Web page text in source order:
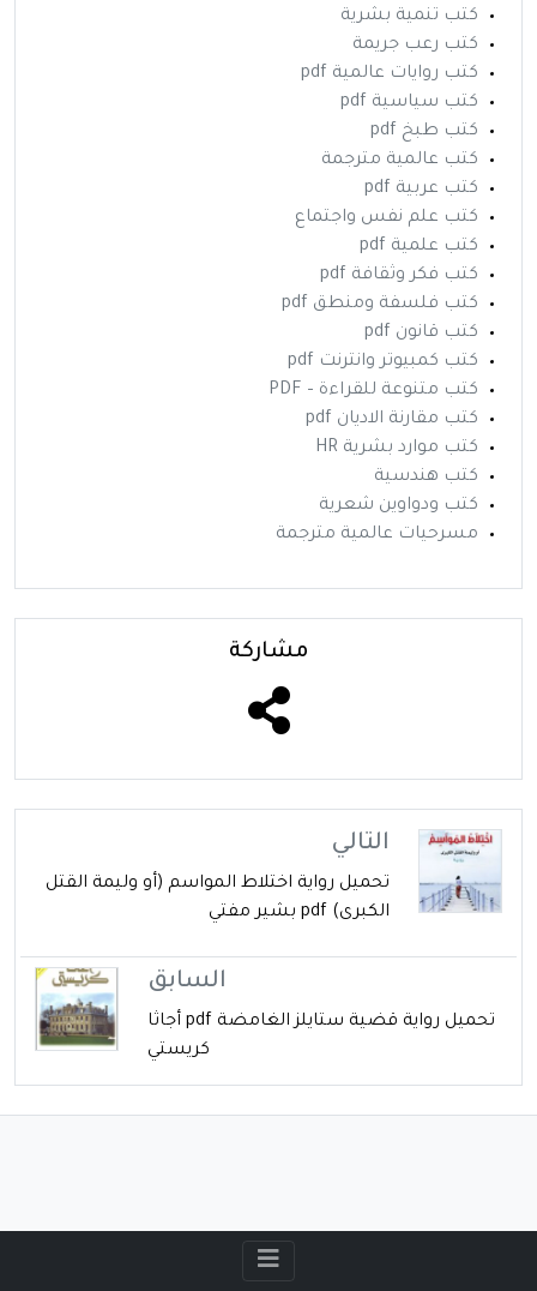
كتب تنمية بشرية
كتب رعب جريمة
كتب روايات عالمية pdf
كتب سياسية pdf
كتب طبخ pdf
كتب عالمية مترجمة
كتب عربية pdf
كتب علم نفس واجتماع
كتب علمية pdf
كتب فكر وثقافة pdf
كتب فلسفة ومنطق pdf
كتب قانون pdf
كتب كمبيوتر وانترنت pdf
كتب متنوعة للقراءة – PDF
كتب مقارنة الاديان pdf
كتب موارد بشرية HR
كتب هندسية
كتب ودواوين شعرية
مسرحيات عالمية مترجمة
مشاركة
التالي
تحميل رواية اختلاط المواسم (أو وليمة القتل
الكبرى) pdf بشير مفتي
السابق
تحميل رواية قضية ستايلز الغامضة pdf أجاثا
كريستي